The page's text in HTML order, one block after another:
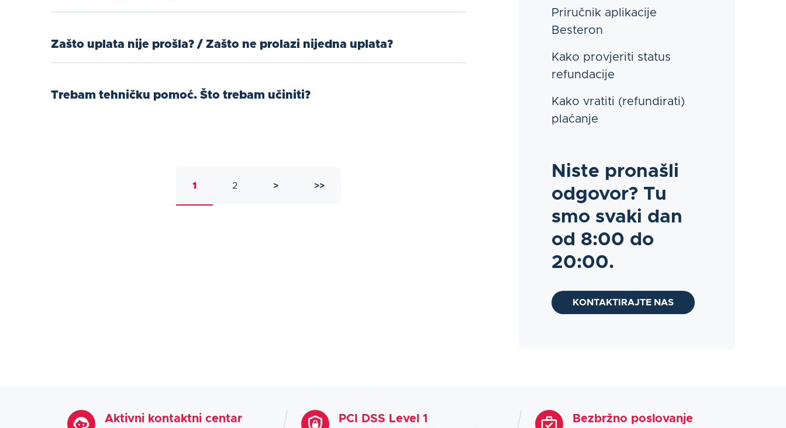
Zašto uplata nije prošla? / Zašto ne prolazi nijedna uplata?
Trebam tehničku pomoć. Što trebam učiniti?
1 2 > >>
Priručnik aplikacije
Besteron
Kako provjeriti status
refundacije
Kako vratiti (refundirati)
plaćanje
Niste pronašli
odgovor? Tu
smo svaki dan
od 8:00 do
20:00.
KONTAKTIRAJTE NAS
Aktivni kontaktni centar PCI DSS Level 1 Bezbržno poslovanje